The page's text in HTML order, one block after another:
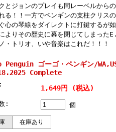
とジョンのプレイも同レーベルから
る！！一方でペンギンの支柱クリス
心の琴線をダイレクトに打鍵するが
よりその歴史に幕を閉じてしまっ
・トリオ、いや音楽はこれだ！！！
Penguin ゴーゴ・ペンギン/
Complete
1,649円 (税込)
: 個
在庫あり